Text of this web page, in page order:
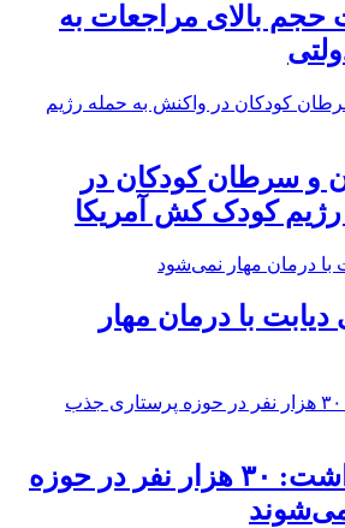
بالای مراجعات به
و سرطان کودکان در
کودک کش آمریکا
با درمان مهار
معاون وزیر بهداشت: ۳۰ هزار نفر در حوزه